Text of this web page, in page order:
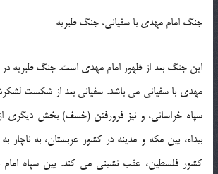
جنگ امام مهدی با سفیانی، جنگ طبریه
این جنگ بعد از ظهور امام مهدی است. جنگ طبریه
مهدی با سفیانی می باشد. سفیانی بعد از شکست
سپاه خراسانی، و نیز فرورفتن (خسف) بخش دیگری
بیداء، بین مکه و مدینه در کشور عربستان، به
کشور فلسطین، عقب نشینی می کند. بین سپاه امام